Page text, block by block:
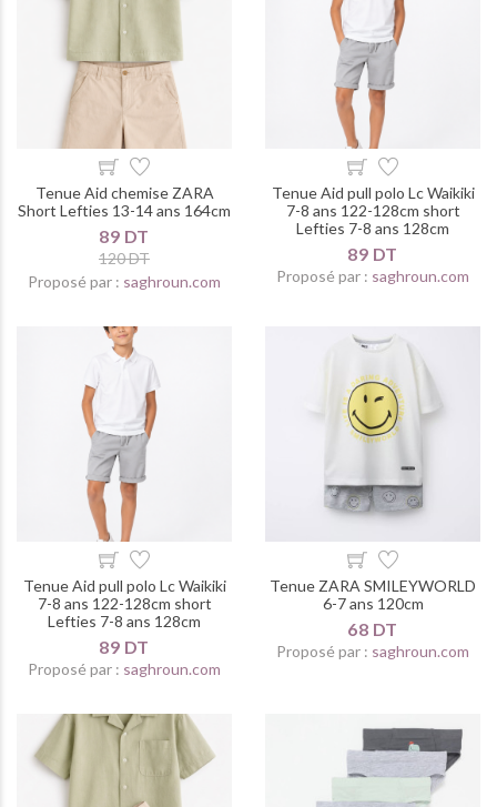
Tenue Aid chemise ZARA
Short Lefties 13-14 ans 164cm
89 DT
120 DT
Proposé par : saghroun.com
Tenue Aid pull polo Lc Waikiki
7-8 ans 122-128cm short
Lefties 7-8 ans 128cm
89 DT
Proposé par : saghroun.com
Tenue Aid pull polo Lc Waikiki
7-8 ans 122-128cm short
Lefties 7-8 ans 128cm
89 DT
Proposé par : saghroun.com
Tenue ZARA SMILEYWORLD
6-7 ans 120cm
68 DT
Proposé par : saghroun.com